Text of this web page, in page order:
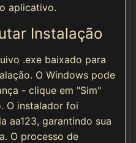
aplicativo.
Instalação
.exe baixado para
O Windows pode
- clique em "Sim"
O instalador foi
aa123, garantindo sua
O processo de